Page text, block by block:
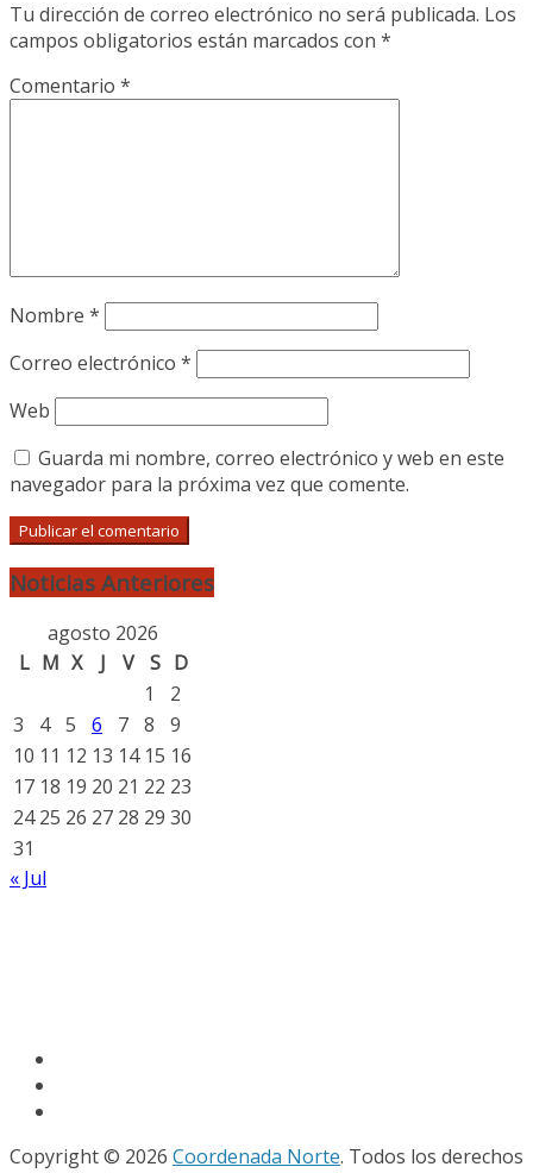
Tu dirección de correo electrónico no será publicada. Los
campos obligatorios están marcados con *
Comentario *
Nombre *
Correo electrónico *
Web
Guarda mi nombre, correo electrónico y web en este
navegador para la próxima vez que comente.
Noticias Anteriores
agosto 2026
L M X J V S D
1
2
3
4 5 6 7 8
9
10 11 12 13 14 15 16
17 18 19 20 21 22 23
24 25 26 27 28 29 30
31
« Jul
Copyright © 2026 Coordenada Norte. Todos los derechos